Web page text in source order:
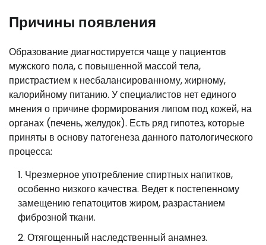
Причины появления
Образование диагностируется чаще у пациентов
мужского пола, с повышенной массой тела,
пристрастием к несбалансированному, жирному,
калорийному питанию. У специалистов нет единого
мнения о причине формирования липом под кожей, на
органах (печень, желудок). Есть ряд гипотез, которые
приняты в основу патогенеза данного патологического
процесса:
Чрезмерное употребление спиртных напитков,
особенно низкого качества. Ведет к постепенному
замещению гепатоцитов жиром, разрастанием
фиброзной ткани.
Отягощенный наследственный анамнез.